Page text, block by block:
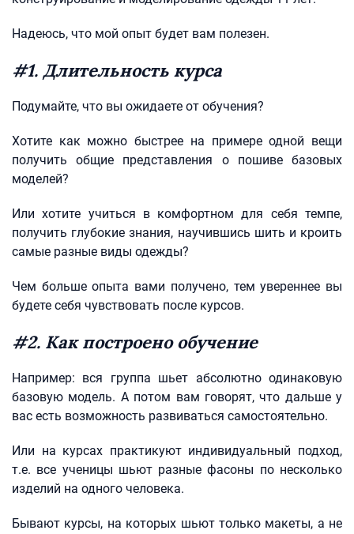
Надеюсь, что мой опыт будет вам полезен.
#1. Длительность курса
Подумайте, что вы ожидаете от обучения?
Хотите как можно быстрее на примере одной вещи
получить общие представления о пошиве базовых
моделей?
Или хотите учиться в комфортном для себя темпе,
получить глубокие знания, научившись шить и кроить
самые разные виды одежды?
Чем больше опыта вами получено, тем увереннее вы
будете себя чувствовать после курсов.
#2. Как построено обучение
Например: вся группа шьет абсолютно одинаковую
базовую модель. А потом вам говорят, что дальше у
вас есть возможность развиваться самостоятельно.
Или на курсах практикуют индивидуальный подход,
т.е. все ученицы шьют разные фасоны по несколько
изделий на одного человека.
Бывают курсы, на которых шьют только макеты, а не